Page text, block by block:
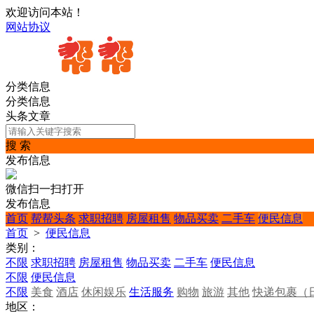
欢迎访问本站！
网站协议
分类信息
分类信息
头条文章
搜 索
发布信息
微信扫一扫打开
发布信息
首页 帮帮头条 求职招聘 房屋租售 物品买卖 二手车 便民信息
首页 > 便民信息
类别：
不限 求职招聘 房屋租售 物品买卖 二手车 便民信息
不限 便民信息
不限 美食 酒店 休闲娱乐 生活服务 购物 旅游 其他 快递包裹（
地区：